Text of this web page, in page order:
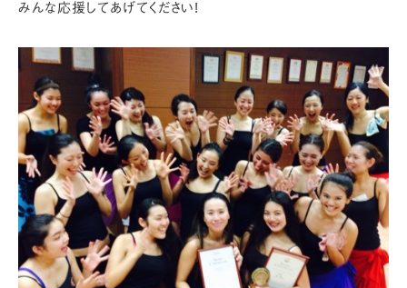
みんな応援してあげてください!